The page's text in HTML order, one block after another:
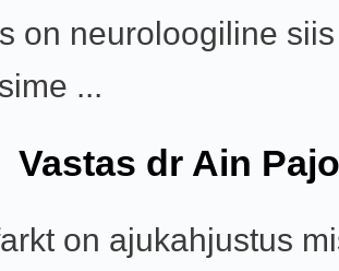
on neuroloogiline siis
...
Vastas dr Ain
on ajukahjustus